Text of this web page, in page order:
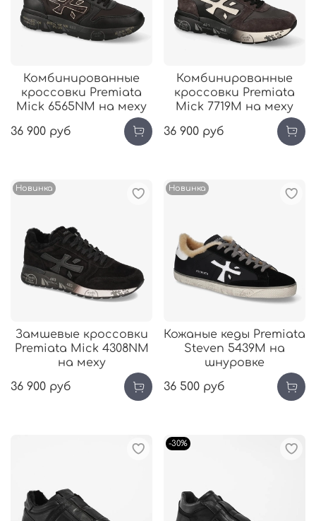
Комбинированные
кроссовки Premiata
Mick 6565NM на меху
36 900 руб
Комбинированные
кроссовки Premiata
Mick 7719М на меху
36 900 руб
Новинка
Замшевые кроссовки
Premiata Mick 4308NМ
на меху
36 900 руб
Новинка
Кожаные кеды Premiata
Steven 5439М на
шнуровке
36 500 руб
-30%